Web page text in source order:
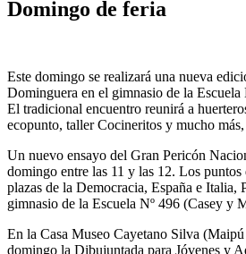
Domingo de feria
Este domingo se realizará una nueva
Dominguera en el gimnasio de la
El tradicional encuentro reunirá a
ecopunto, taller Cocineritos y mucho
Un nuevo ensayo del Gran Pericón
domingo entre las 11 y las 12. Los puntos
plazas de la Democracia, España e Italia,
gimnasio de la Escuela Nº 496 (Casey y
En la Casa Museo Cayetano Silva (Maipú
domingo la Dibujuntada para Jóvenes y